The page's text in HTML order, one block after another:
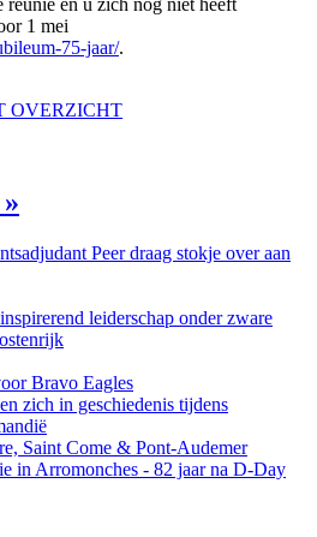
en u zich nog niet heeft
1 mei
75-jaar/.
OVERZICHT
Peer draag stokje over aan
leiderschap onder zware
Bravo Eagles
zich in geschiedenis tijdens
Saint Come & Pont-Audemer
in Arromonches - 82 jaar na D-Day